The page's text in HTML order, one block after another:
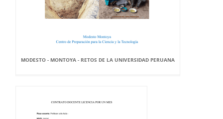
MODESTO - MONTOYA - RETOS DE LA UNIVERSIDAD PERUANA